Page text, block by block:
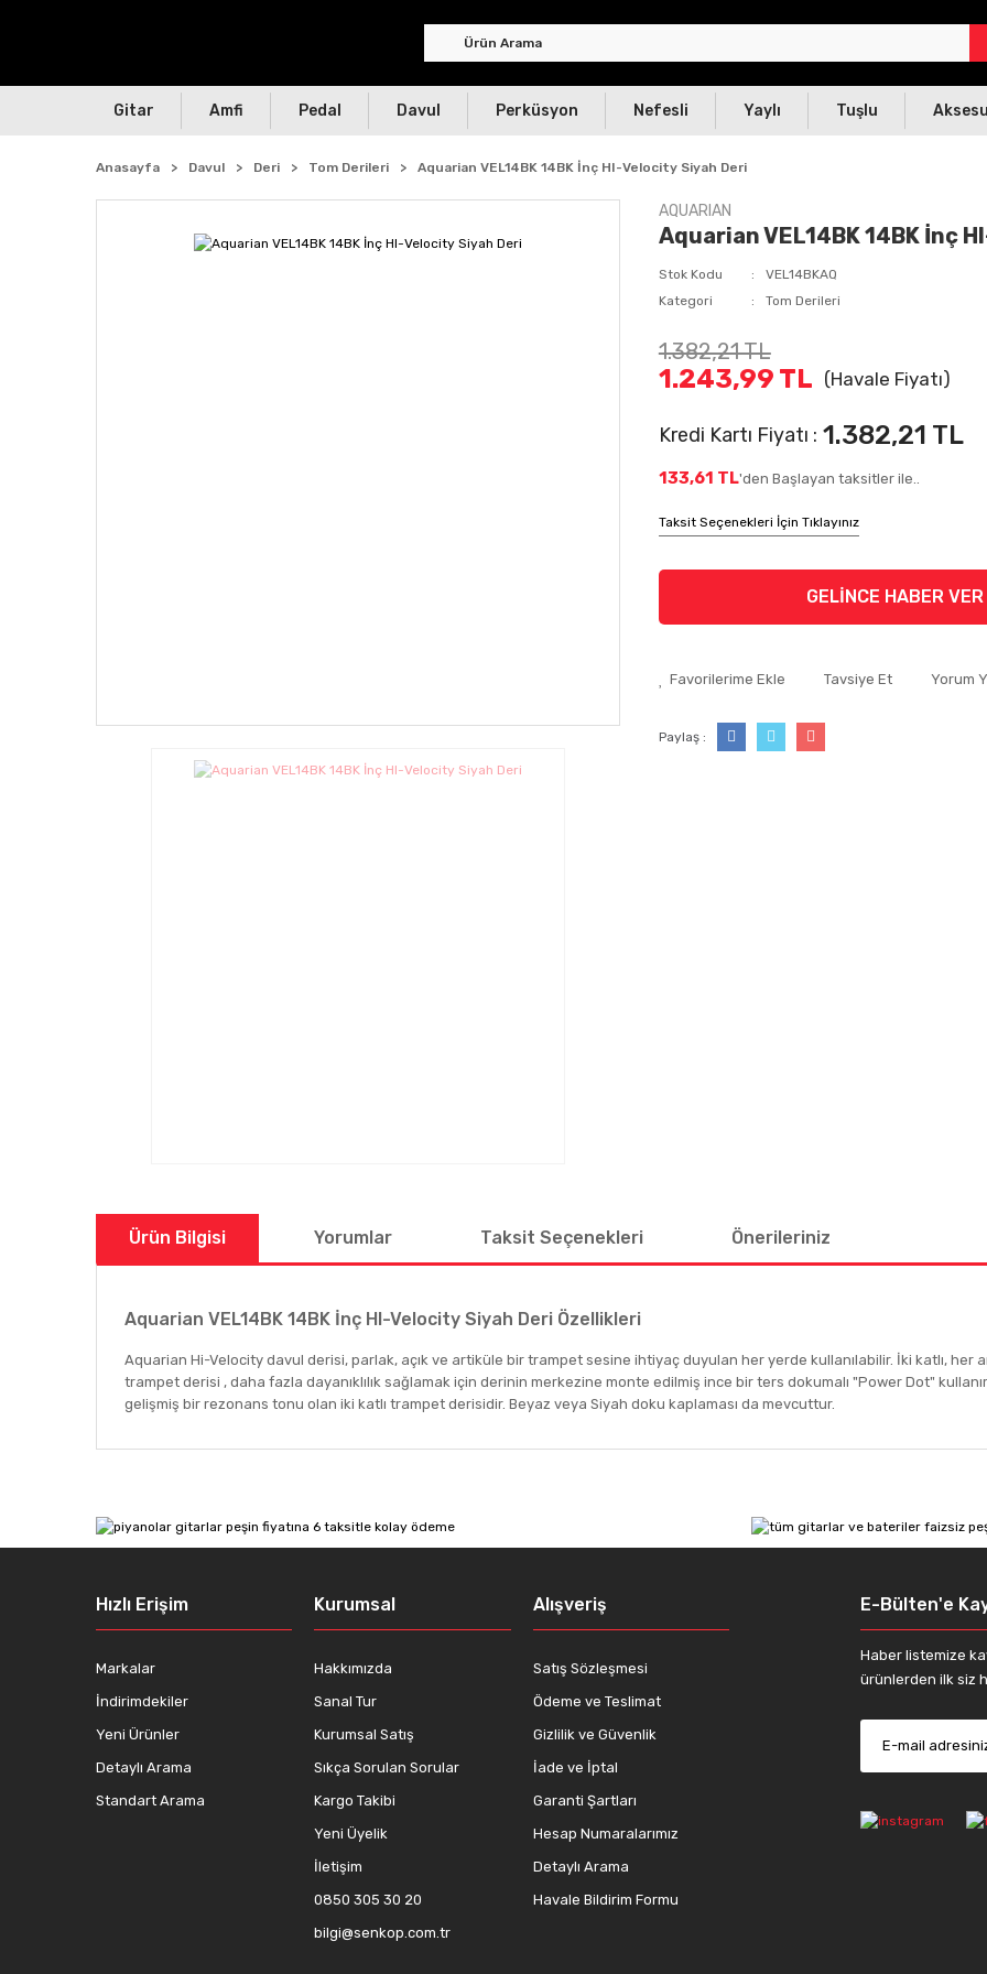
Gitar Amfi Pedal Davul Perküsyon Nefesli Yaylı Tuşlu
Anasayfa Davul Deri Tom Derileri Aquarian VEL14BK 14BK İnç HI-Velocity Siyah Deri
AQUARIAN
Aquarian VEL14BK 14BK İnç
Stok Kodu
VEL14BKAQ
Kategori
Tom Derileri
1.382,21 TL
1.243,99 TL (Havale Fiyatı)
Kredi Kartı Fiyatı : 1.382,21 TL
133,61 TL'den Başlayan taksitler ile..
Taksit Seçenekleri İçin Tıklayınız
GELİNCE HABER VER
Tavsiye Et Yorum
Paylaş :
Ürün Bilgisi Yorumlar Taksit Seçenekleri Önerileriniz
Aquarian VEL14BK 14BK İnç HI-Velocity Siyah Deri Özellikleri
Aquarian Hi-Velocity davul derisi, parlak, açık ve artiküle bir trampet sesine ihtiyaç duyulan her yerde kullanılabilir. İki katlı, her
trampet derisi , daha fazla dayanıklılık sağlamak için derinin merkezine monte edilmiş ince bir ters dokumalı "Power Dot"
gelişmiş bir rezonans tonu olan iki katlı trampet derisidir. Beyaz veya Siyah doku kaplaması da mevcuttur.
Yorum Yaz
Görüş ve önerileriniz için teşekkür ederiz.
Ürün açıklamasında eksik bilgiler bulunuyor.
Ürün fiyatı diğer sitelerden daha pahalı.
Hızlı Erişim
Markalar
İndirimdekiler
Yeni Ürünler
Detaylı Arama
Standart Arama
Kurumsal
Hakkımızda
Sanal Tur
Kurumsal Satış
Sıkça Sorulan Sorular
Kargo Takibi
Yeni Üyelik
İletişim
0850 305 30 20
bilgi@senkop.com.tr
Alışveriş
Satış Sözleşmesi
Ödeme ve Teslimat
Gizlilik ve Güvenlik
İade ve İptal
Garanti Şartları
Hesap Numaralarımız
Detaylı Arama
Havale Bildirim Formu
E-Bülten'e
Haber listemize
ürünlerden ilk siz